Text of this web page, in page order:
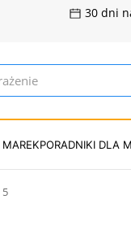
30 dni
MAREKPORADNIKI DLA
5